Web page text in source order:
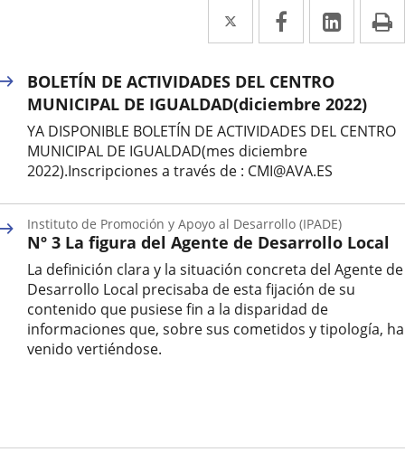
Twitter
Enlace
a
una
aplicación
externa.
Facebook
Enlace
a
una
aplicación
externa.
Enlace
a
BOLETÍN DE ACTIVIDADES DEL CENTRO
MUNICIPAL DE IGUALDAD(diciembre 2022)
YA DISPONIBLE BOLETÍN DE ACTIVIDADES DEL CENTRO
MUNICIPAL DE IGUALDAD(mes diciembre
2022).Inscripciones a través de : CMI@AVA.ES
Nº 3 La figura del Agente de Desarrollo Local
La definición clara y la situación concreta del Agente de
Desarrollo Local precisaba de esta fijación de su
contenido que pusiese fin a la disparidad de
informaciones que, sobre sus cometidos y tipología,
venido vertiéndose.
Instituto de Promoción y Apoyo al Desarrollo (IPADE)